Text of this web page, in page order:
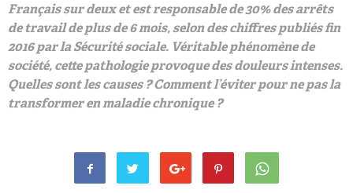
Français sur deux et est responsable de 30% des arrêts
de travail de plus de 6 mois, selon des chiffres publiés ﬁn
2016 par la Sécurité sociale. Véritable phénomène de
société, cette pathologie provoque des douleurs intenses.
Quelles sont les causes ? Comment l’éviter pour ne pas la
transformer en maladie chronique ?